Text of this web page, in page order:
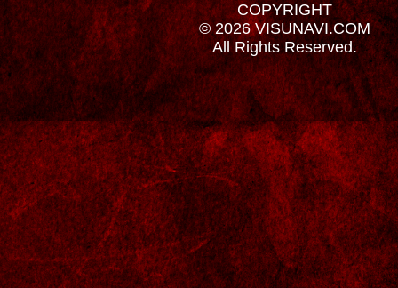
COPYRIGHT
© 2026 VISUNAVI.COM
All Rights Reserved.